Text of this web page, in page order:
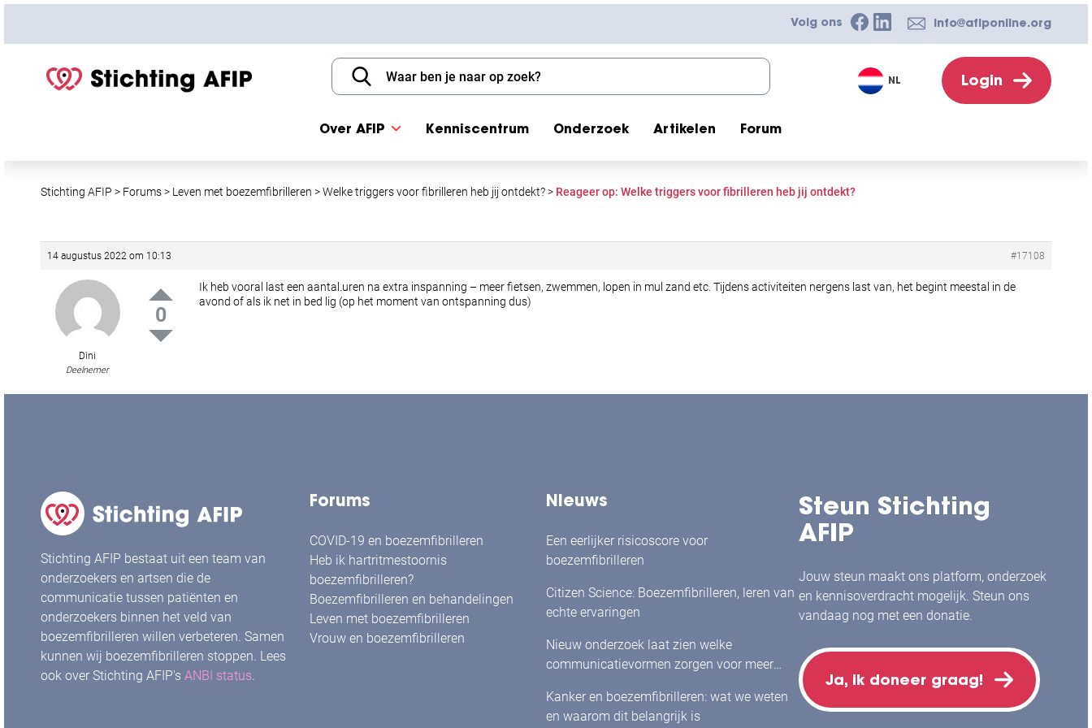
S
Volg ons info@afiponline.org
Over AFIP Kenniscentrum Onderzoek Artikelen Forum
Login
NL
Stichting AFIP > Forums> Leven met boezemfibrilleren >Welke triggers voor fibrilleren heb jij ontdekt?> Reageer op: Welke triggers voor fibrilleren heb jij ontdekt?
14 augustus 2022 om 10:13 #17108
Dini
Deelnemer
0
Ik heb vooral last een aantal.uren na extra inspanning – meer fietsen, zwemmen, lopen in mul zand etc. Tijdens activiteiten nergens last van, het begint meestal in de
avond of als ik net in bed lig (op het moment van ontspanning dus)
Stichting AFIP bestaat uit een team van
onderzoekers en artsen die de
communicatie tussen patiënten en
onderzoekers binnen het veld van
boezemfibrilleren willen verbeteren. Samen
kunnen wij boezemfibrilleren stoppen. Lees
ook over Stichting AFIP's ANBI status.
Forums
COVID-19 en boezemfibrilleren
Heb ik hartritmestoornis
boezemfibrilleren?
Boezemfibrilleren en behandelingen
Leven met boezemfibrilleren
Vrouw en boezemfibrilleren
Nieuws
Een eerlijker risicoscore voor
boezemfibrilleren
Citizen Science: Boezemfibrilleren, leren van
echte ervaringen
Nieuw onderzoek laat zien welke
communicatievormen zorgen voor meer
met boezemfibrilleren
Kanker en boezemfibrilleren: wat we weten
en waarom dit belangrijk is
Steun Stichting
AFIP
Jouw steun maakt ons platform, onderzoek
en kennisoverdracht mogelijk. Steun ons
vandaag nog met een donatie.
Ja, ik doneer graag!